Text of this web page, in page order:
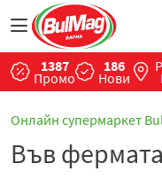
1387
Промо
186
Нови
Онлайн супермаркет
Във